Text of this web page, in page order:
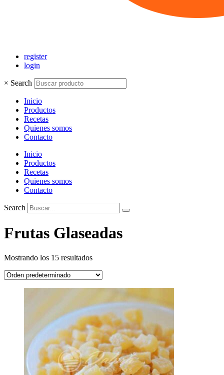
register
login
× Search
Inicio
Productos
Recetas
Quienes somos
Contacto
Inicio
Productos
Recetas
Quienes somos
Contacto
Search
Frutas Glaseadas
Mostrando los 15 resultados